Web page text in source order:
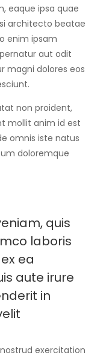
eaque ipsa quae
architecto beatae
enim ipsam
aut odit
magni dolores eos
non proident,
mollit anim id est
omnis iste natus
doloremque
quis
laboris
ea
aute irure
in
exercitation